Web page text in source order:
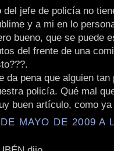
del jefe de policía no
y a mi en lo
bueno, que se puede
del frente de una
da pena que alguien
policía. Qué mal
buen artículo, como
MAYO DE 2009 A